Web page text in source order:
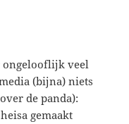
ongelooflijk veel
(bijna) niets
de panda):
gemaakt